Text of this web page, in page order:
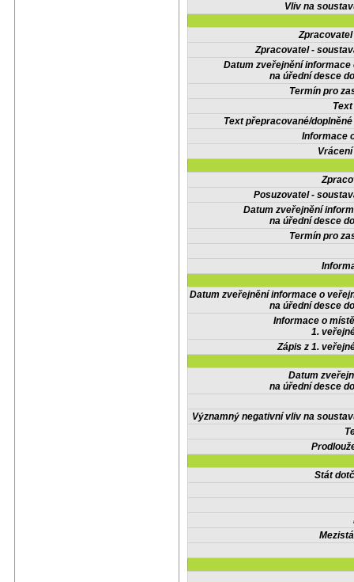
Vliv na
Zpracovatel -
Datum zveřejnění informace
na úřední desce
Termín pro
Text přepracované/
Informace
Posuzovatel -
Datum zveřejnění
na úřední desce
Termín pro
Datum zveřejnění informace o
na úřední desce
Informace o
1.
Zápis z 1.
Datum
na úřední desce
Významný negativní vliv na
Stát